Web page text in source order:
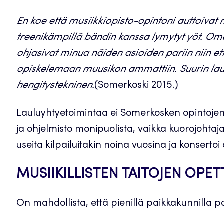
En koe että musiikkiopisto-opintoni auttoivat
treenikämpillä bändin kanssa lymytyt yöt.
ohjasivat minua näiden asioiden pariin niin
opiskelemaan muusikon ammattiin. Suurin
hengitystekninen.(Somerkoski 2015.)
Lauluyhtyetoimintaa ei Somerkosken
ja ohjelmisto monipuolista, vaikka
useita kilpailuitakin noina vuosina ja konsertoi
MUSIIKILLISTEN TAITOJEN
On mahdollista, että pienillä paikkakunnilla